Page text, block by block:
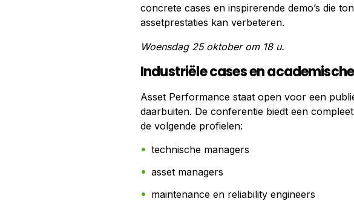
concrete cases en inspirerende demo’s die
assetprestaties kan verbeteren.
Woensdag 25 oktober om 18 u.
Industriële cases en
Asset Performance staat open voor een
daarbuiten. De conferentie biedt een
de volgende profielen:
technische managers
asset managers
maintenance en reliability engineers